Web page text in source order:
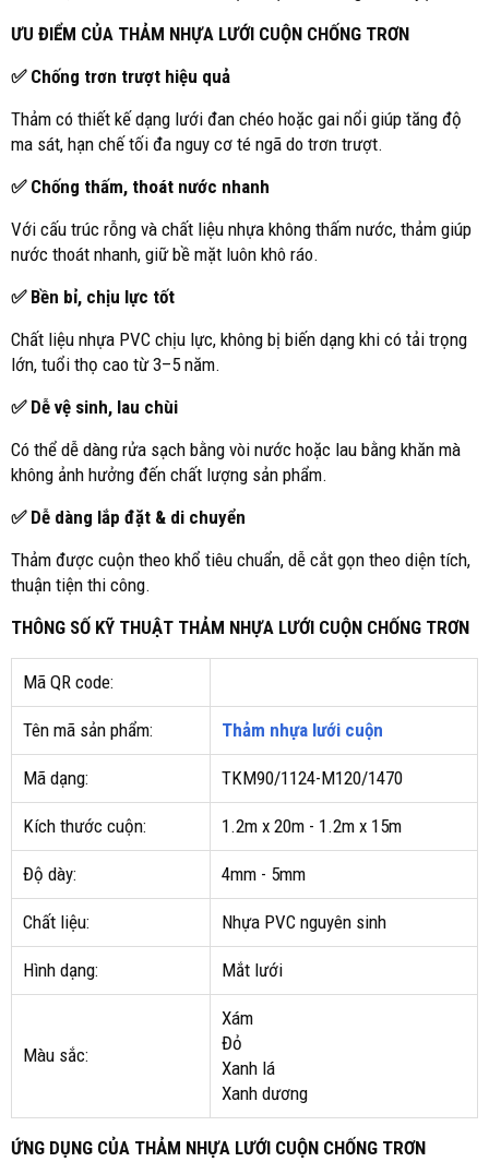
ƯU ĐIỂM CỦA THẢM NHỰA LƯỚI CUỘN CHỐNG TRƠN
✅ Chống trơn trượt hiệu quả
Thảm có thiết kế dạng lưới đan chéo hoặc gai nổi giúp tăng độ
ma sát, hạn chế tối đa nguy cơ té ngã do trơn trượt.
✅ Chống thấm, thoát nước nhanh
Với cấu trúc rỗng và chất liệu nhựa không thấm nước, thảm giúp
nước thoát nhanh, giữ bề mặt luôn khô ráo.
✅ Bền bỉ, chịu lực tốt
Chất liệu nhựa PVC chịu lực, không bị biến dạng khi có tải trọng
lớn, tuổi thọ cao từ 3–5 năm.
✅ Dễ vệ sinh, lau chùi
Có thể dễ dàng rửa sạch bằng vòi nước hoặc lau bằng khăn mà
không ảnh hưởng đến chất lượng sản phẩm.
✅ Dễ dàng lắp đặt & di chuyển
Thảm được cuộn theo khổ tiêu chuẩn, dễ cắt gọn theo diện tích,
thuận tiện thi công.
THÔNG SỐ KỸ THUẬT THẢM NHỰA LƯỚI CUỘN CHỐNG TRƠN
Mã QR code:
Tên mã sản phẩm: Thảm nhựa lưới cuộn
Mã dạng: TKM90/1124-M120/1470
Kích thước cuộn: 1.2m x 20m - 1.2m x 15m
Độ dày: 4mm - 5mm
Chất liệu: Nhựa PVC nguyên sinh
Hình dạng: Mắt lưới
Màu sắc:
Xám
Đỏ
Xanh lá
Xanh dương
ỨNG DỤNG CỦA THẢM NHỰA LƯỚI CUỘN CHỐNG TRƠN